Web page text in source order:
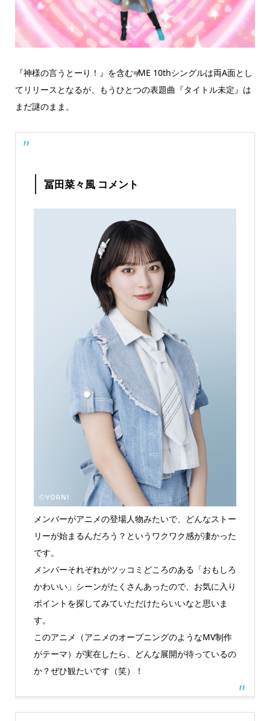
『神様の言うとーり！』を含む≠ME 10thシングルは両A面とし
てリリースとなるが、もうひとつの表題曲『タイトル未定』は
まだ謎のまま。
冨田菜々風 コメント
メンバーがアニメの登場人物みたいで、どんなストー
リーが始まるんだろう？というワクワク感が凄かった
です。
メンバーそれぞれがツッコミどころのある「おもしろ
かわいい」シーンがたくさんあったので、お気に入り
ポイントを探してみていただけたらいいなと思いま
す。
このアニメ（アニメのオープニングのようなMV制作
がテーマ）が実在したら、どんな展開が待っているの
か？ぜひ観たいです（笑）！